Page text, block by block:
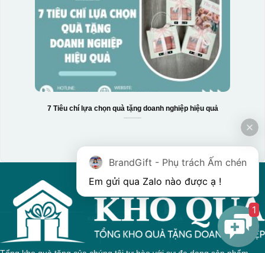
7 Tiêu chí lựa chọn quà tặng doanh nghiệp hiệu quả
BrandGift - Phụ trách Ấm chén
1